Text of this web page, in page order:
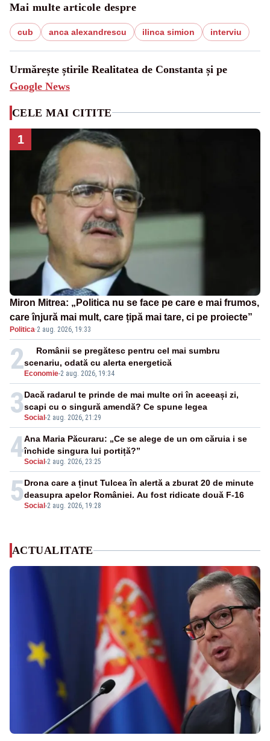
Mai multe articole despre
cub anca alexandrescu ilinca simion interviu
Urmărește știrile Realitatea de Constanta și pe
Google News
CELE MAI CITITE
1
Miron Mitrea: „Politica nu se face pe care e mai frumos,
care înjură mai mult, care țipă mai tare, ci pe proiecte”
Politica·2 aug. 2026, 19:33
2 Economie-2 aug. 2026, 19:34
Românii se pregătesc pentru cel mai sumbru
scenariu, odată cu alerta energetică
3Social -2 aug. 2026, 21:29
Dacă radarul te prinde de mai multe ori în aceeași zi,
scapi cu o singură amendă? Ce spune legea
4Social -2 aug. 2026, 23:25
Ana Maria Păcuraru: „Ce se alege de un om căruia i se
închide singura lui portiță?”
5Social -2 aug. 2026, 19:28
Drona care a ținut Tulcea în alertă a zburat 20 de minute
deasupra apelor României. Au fost ridicate două F-16
ACTUALITATE